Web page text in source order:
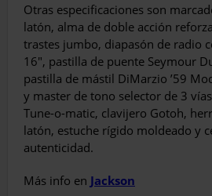
Otras especificaciones son
latón, alma de doble acción
trastes jumbo, diapasón de radio
16″, pastilla de puente Seymour
pastilla de mástil DiMarzio ’59
y master de tono selector de 3
Tune-o-matic, clavijero Gotoh,
latón, estuche rígido moldeado y
autenticidad.
Más info en Jackson